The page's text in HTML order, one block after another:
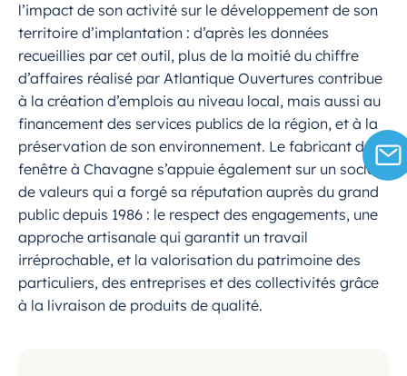
l’impact de son activité sur le développement de son
territoire d’implantation : d’après les données
recueillies par cet outil, plus de la moitié du chiffre
d’affaires réalisé par Atlantique Ouvertures contribue
à la création d’emplois au niveau local, mais aussi au
financement des services publics de la région, et à la
préservation de son environnement. Le fabricant de
fenêtre à Chavagne s’appuie également sur un socle
de valeurs qui a forgé sa réputation auprès du grand
public depuis 1986 : le respect des engagements, une
approche artisanale qui garantit un travail
irréprochable, et la valorisation du patrimoine des
particuliers, des entreprises et des collectivités grâce
à la livraison de produits de qualité.